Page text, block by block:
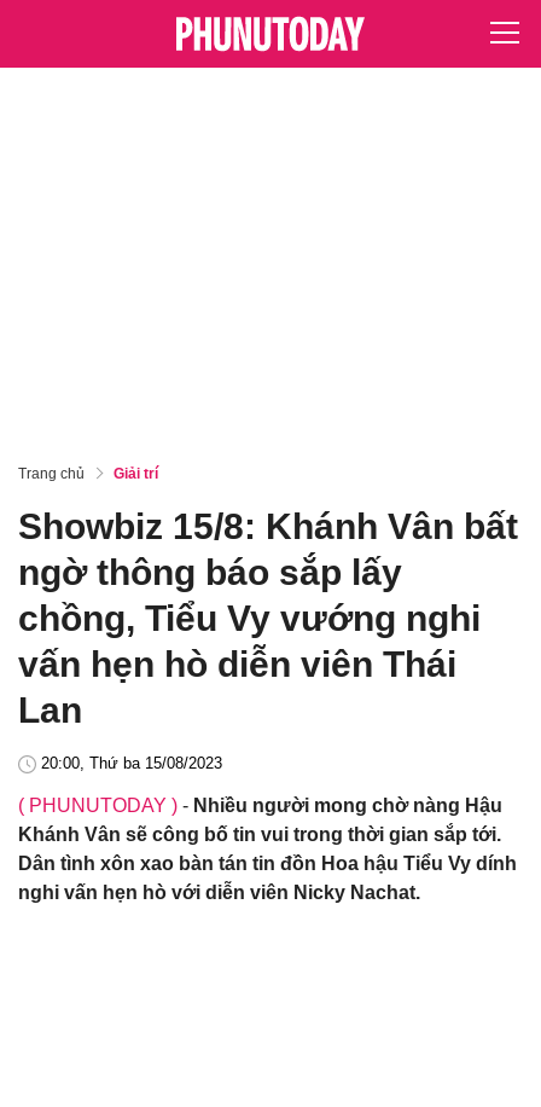
Trang chủ Giải trí
Showbiz 15/8: Khánh Vân bất
ngờ thông báo sắp lấy
chồng, Tiểu Vy vướng nghi
vấn hẹn hò diễn viên Thái
Lan
20:00, Thứ ba 15/08/2023
( PHUNUTODAY ) - Nhiều người mong chờ nàng Hậu
Khánh Vân sẽ công bố tin vui trong thời gian sắp tới.
Dân tình xôn xao bàn tán tin đồn Hoa hậu Tiểu Vy dính
nghi vấn hẹn hò với diễn viên Nicky Nachat.